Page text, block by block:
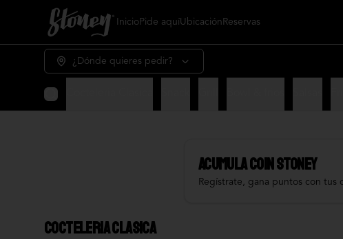
InicioPide aquíUbicación Reservas
¿Dónde quieres pedir?
AcumulaCOIN STONEY
Regístrate, gana puntos con tus
Cocteleria Clasica